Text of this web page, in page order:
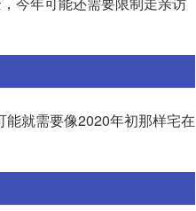
就需要像2020年初那样宅在